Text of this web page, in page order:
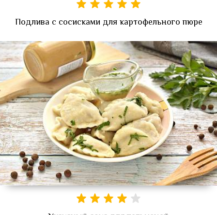
Подлива с сосисками для картофельного пюре